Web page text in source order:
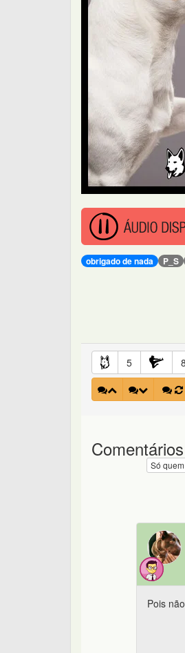
obrigado de nada P_S
5 8
Comentários
Só
Pois